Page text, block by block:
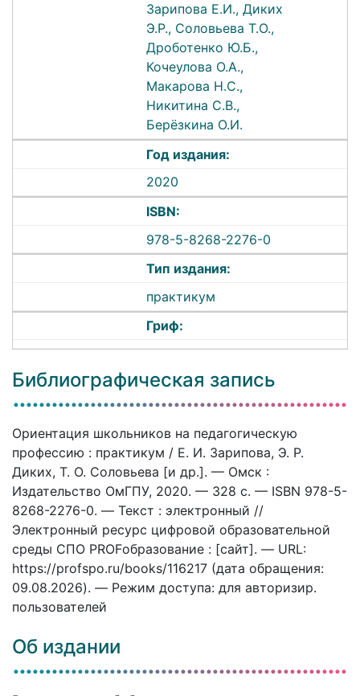
Зарипова Е.И., Диких
Э.Р., Соловьева Т.О.,
Дроботенко Ю.Б.,
Кочеулова О.А.,
Макарова Н.С.,
Никитина С.В.,
Берёзкина О.И.
Год издания:
2020
ISBN:
978-5-8268-2276-0
Тип издания:
практикум
Гриф:
Библиографическая запись
Ориентация школьников на педагогическую
профессию : практикум / Е. И. Зарипова, Э. Р.
Диких, Т. О. Соловьева [и др.]. — Омск :
Издательство ОмГПУ, 2020. — 328 c. — ISBN 978-5-
8268-2276-0. — Текст : электронный //
Электронный ресурс цифровой образовательной
среды СПО PROFобразование : [сайт]. — URL:
https://profspo.ru/books/116217 (дата обращения:
09.08.2026). — Режим доступа: для авторизир.
пользователей
Об издании